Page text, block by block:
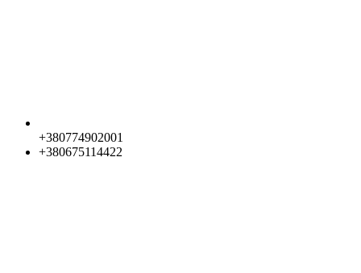
+380774902001
+380675114422